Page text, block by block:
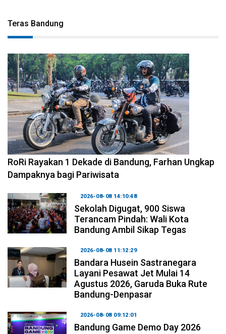
Teras Bandung
2026-08-09 09:55:44
RoRi Rayakan 1 Dekade di Bandung, Farhan Ungkap
Dampaknya bagi Pariwisata
2026-08-08 14:10:48
Sekolah Digugat, 900 Siswa
Terancam Pindah: Wali Kota
Bandung Ambil Sikap Tegas
2026-08-08 11:12:29
Bandara Husein Sastranegara
Layani Pesawat Jet Mulai 14
Agustus 2026, Garuda Buka Rute
Bandung-Denpasar
2026-08-08 09:12:01
Bandung Game Demo Day 2026